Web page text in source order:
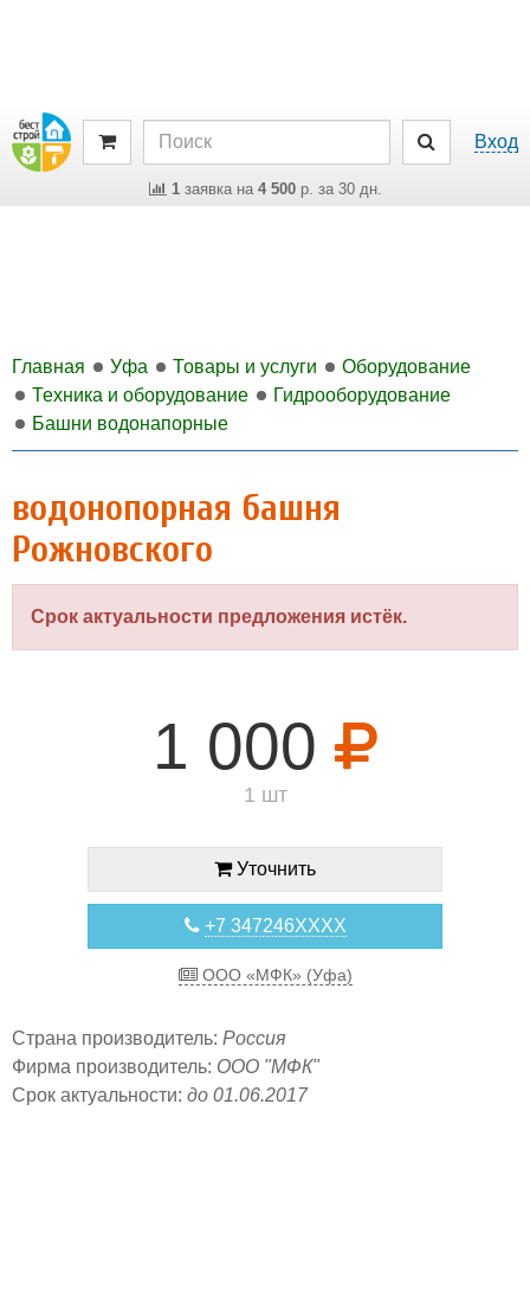
Вход
1заявка на 4 500р. за 30 дн.
Главная Уфа Товары и услуги
Оборудование
Техника и оборудование
Гидрооборудование
Башни водонапорные
водонопорная башня
Рожновского
Срок актуальности предложения истёк.
1 000
1 шт
Уточнить
+7 347246XXXX
ООО «МФК» (Уфа)
Страна производитель: Россия
Фирма производитель: ООО "МФК"
Срок актуальности: до 01.06.2017